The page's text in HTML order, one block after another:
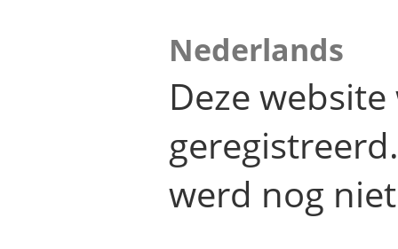
Nederlands
Deze
werd nog